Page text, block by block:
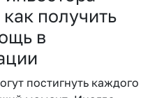
получить
в
постигнуть каждого